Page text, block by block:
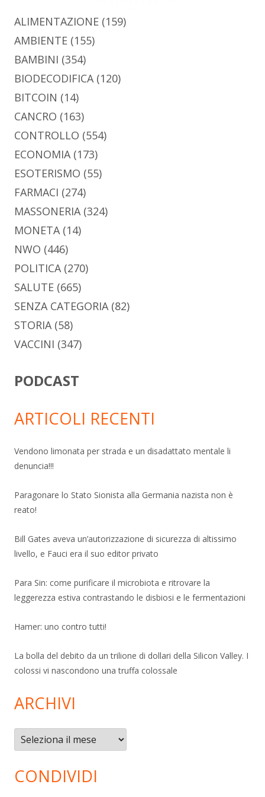
ALIMENTAZIONE (159)
AMBIENTE (155)
BAMBINI (354)
BIODECODIFICA(120)
BITCOIN (14)
CANCRO (163)
CONTROLLO (554)
ECONOMIA(173)
ESOTERISMO (55)
FARMACI (274)
MASSONERIA(324)
MONETA(14)
NWO (446)
POLITICA(270)
SALUTE (665)
SENZA CATEGORIA(82)
STORIA(58)
VACCINI (347)
PODCAST
ARTICOLI RECENTI
Vendono limonata per strada e un disadattato mentale li
denuncia!!!
Paragonare lo Stato Sionista alla Germania nazista non è
reato!
Bill Gates aveva un’autorizzazione di sicurezza di altissimo
livello, e Fauci era il suo editor privato
Para Sin: come purificare il microbiota e ritrovare la
leggerezza estiva contrastando le disbiosi e le fermentazioni
Hamer: uno contro tutti!
La bolla del debito da un trilione di dollari della Silicon Valley. I
colossi vi nascondono una truffa colossale
ARCHIVI
Archivi
CONDIVIDI